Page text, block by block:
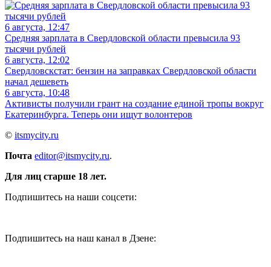
6 августа, 12:47
Средняя зарплата в Свердловской области превысила 93
тысячи рублей
6 августа, 12:02
Свердловскстат: бензин на заправках Свердловской области
начал дешеветь
6 августа, 10:48
Активисты получили грант на создание единой тропы вокруг
Екатеринбурга. Теперь они ищут волонтеров
© itsmycity.ru
Почта editor@itsmycity.ru.
Для лиц старше 18 лет.
Подпишитесь на наши соцсети:
Подпишитесь на наш канал в Дзене: